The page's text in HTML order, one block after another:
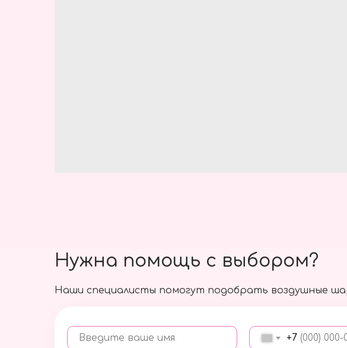
Наши специалисты помогут подобрать воздушные
Введите ваше имя +7
Нужна помощь с выбором?